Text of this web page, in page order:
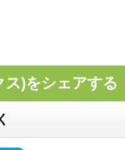
ス)をシェアする